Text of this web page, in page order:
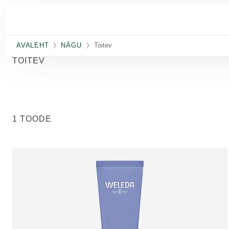
AVALEHT NÄGU Toitev
TOITEV
1 TOODE